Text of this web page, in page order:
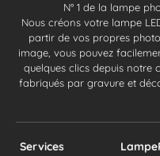
N° 1 de la lampe
Nous créons votre lampe
partir de vos propres
image, vous pouvez
quelques clics depuis notre
fabriqués par gravure et
Services